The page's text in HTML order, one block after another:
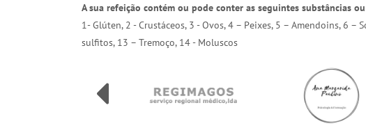
A sua refeição contém ou pode conter as seguintes substâncias
1- Glúten, 2 - Crustáceos, 3 - Ovos, 4 – Peixes, 5 – Amendoins, 6
sulfitos, 13 – Tremoço, 14 - Moluscos